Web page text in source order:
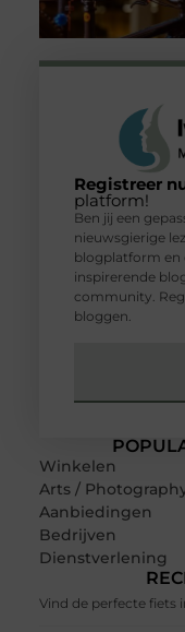
Winkelen
Arts /
Aanbiedingen
Bedrijven
Dienstverlening
Vind de perfecte fiets
Registreer
platform!
Ben jij een
nieuwsgierige
blogplatform en
inspirerende
community.
bloggen.